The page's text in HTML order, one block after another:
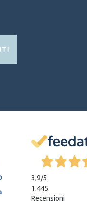
3,9/5
1.445
Recensioni